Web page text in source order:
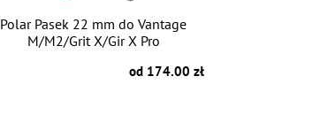
Polar Pasek 22 mm do Vantage
M/M2/Grit X/Gir X Pro
od 174.00 zł